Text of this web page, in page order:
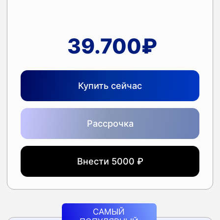
Оформить рассрочку
сейчас ничего не платите
Возможно толькодля граждан России
100%
ГАРАНТИЯ:
НАДЕЖНАЯ
Я настолько уверен в методе «Ползунка» и своей